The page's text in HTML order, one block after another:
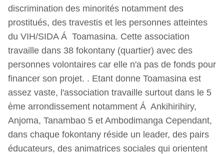
discrimination des minorités notamment des
prostitués, des travestis et les personnes atteintes
du VIH/SIDA Á Toamasina. Cette association
travaille dans 38 fokontany (quartier) avec des
personnes volontaires car elle n'a pas de fonds pour
financer son projet. . Etant donne Toamasina est
assez vaste, l'association travaille surtout dans le 5
ème arrondissement notamment Á Ankihirihiry,
Anjoma, Tanambao 5 et Ambodimanga Cependant,
dans chaque fokontany réside un leader, des pairs
éducateurs, des animatrices sociales qui orientent